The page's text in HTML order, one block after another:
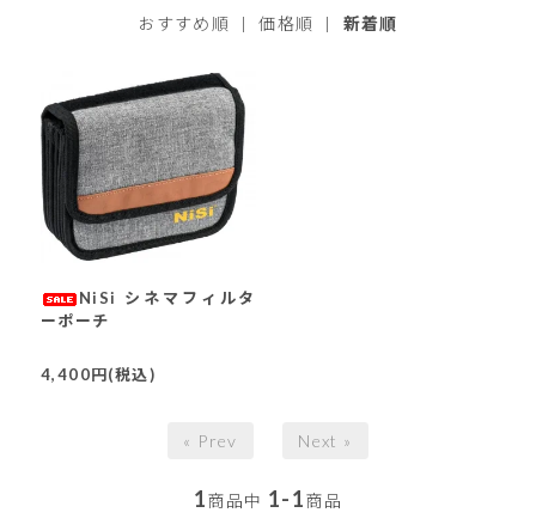
おすすめ順 |価格順 | 新着順
NiSi シネマフィルタ
ーポーチ
4,400円(税込)
« Prev Next »
1商品中 1-1商品